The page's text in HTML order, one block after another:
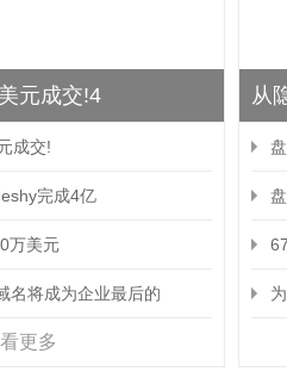
元成交!4
成交!
完成4亿
万美元
名将成为企业最后的
更多
从